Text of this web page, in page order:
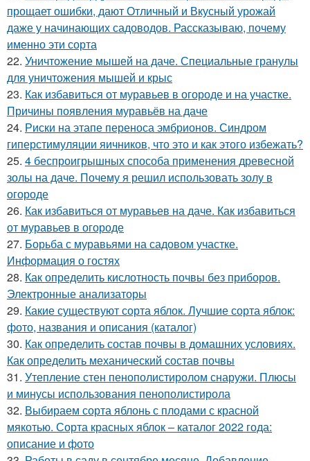
прощает ошибки, дают Отличный и Вкусный урожай
даже у начинающих садоводов. Рассказываю, почему
именно эти сорта
22. Уничтожение мышей на даче. Специальные гранулы
для уничтожения мышей и крыс
23. Как избавиться от муравьев в огороде и на участке.
Причины появления муравьёв на даче
24. Риски на этапе переноса эмбрионов. Синдром
гиперстимуляции яичников, что это и как этого избежать?
25. 4 беспроигрышных способа применения древесной
золы на даче. Почему я решил использовать золу в
огороде
26. Как избавиться от муравьев на даче. Как избавиться
от муравьев в огороде
27. Борьба с муравьями на садовом участке.
Информация о гостях
28. Как определить кислотность почвы без приборов.
Электронные анализаторы
29. Какие существуют сорта яблок. Лучшие сорта яблок:
фото, названия и описания (каталог)
30. Как определить состав почвы в домашних условиях.
Как определить механический состав почвы
31. Утепление стен пенополистиролом снаружи. Плюсы
и минусы использования пенополистирола
32. Выбираем сорта яблонь с плодами с красной
мякотью. Сорта красных яблок – каталог 2022 года:
описание и фото